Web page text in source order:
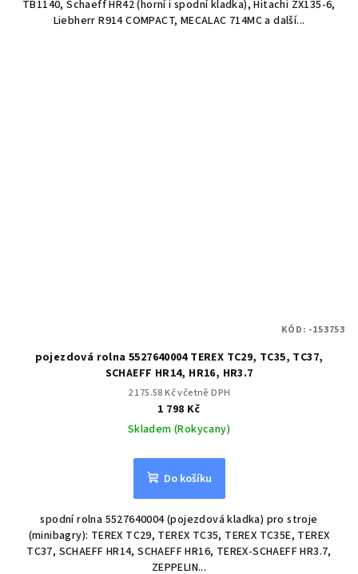
TB1140, Schaeff HR42 (horní i spodní kladka), Hitachi ZX135-6,
Liebherr R914 COMPACT, MECALAC 714MC a další...
pojezdová rolna 5527640004 TEREX TC29, TC35, TC37,
SCHAEFF HR14, HR16, HR3.7
2 175.58 Kč včetně DPH
1 798 Kč
Skladem (Rokycany)
Do košíku
spodní rolna 5527640004 (pojezdová kladka) pro stroje
(minibagry): TEREX TC29, TEREX TC35, TEREX TC35E, TEREX
TC37, SCHAEFF HR14, SCHAEFF HR16, TEREX-SCHAEFF HR3.7,
ZEPPELIN...
KÓD: -153753